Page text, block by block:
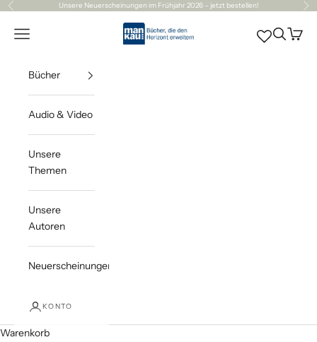
Zum Inhalt springen
Zurück Unsere Neuerscheinungen im Frühjahr 2026 – jetzt bestellen! Vor
Mankau Verlag
Navigationsmenü öffnen Suche
Bücher
Audio & Video
Unsere
Themen
Unsere
Autoren
Neuerscheinungen
KONTO
Warenkorb